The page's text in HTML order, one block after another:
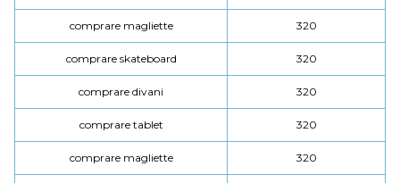
comprare magliette 320
comprare skateboard 320
comprare divani 320
comprare tablet 320
comprare magliette 320